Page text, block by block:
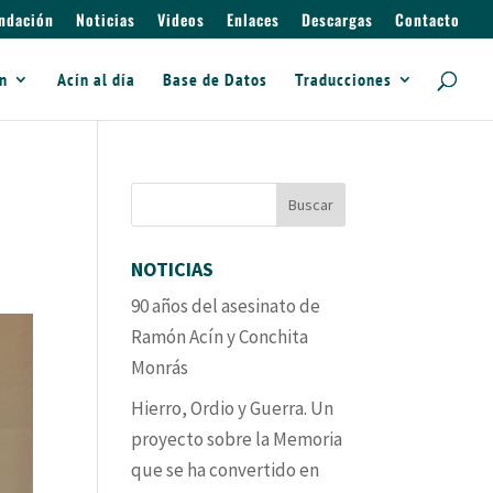
Noticias Videos Enlaces Descargas Contacto
Acín al día Base de Datos Traducciones
NOTICIAS
90 años del asesinato de
Ramón Acín y Conchita
Monrás
Hierro, Ordio y Guerra. Un
proyecto sobre la Memoria
que se ha convertido en